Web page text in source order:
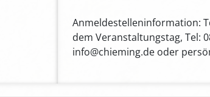
Anmeldestelleninformation:
dem Veranstaltungstag, Tel:
info@chieming.de oder